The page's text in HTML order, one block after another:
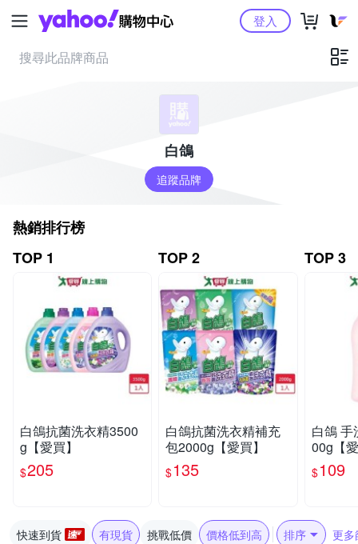
Yahoo購物中心登入
白鴿
追蹤品牌
熱銷排行榜
TOP 1
白鴿抗菌洗衣精3500
g【愛買】
$205
TOP 2
白鴿抗菌洗衣精補充
包2000g【愛買】
$135
TOP 3
白鴿 手
00g【
$109
快速到貨 有現貨 挑戰低價 價格低到高 排序 更多